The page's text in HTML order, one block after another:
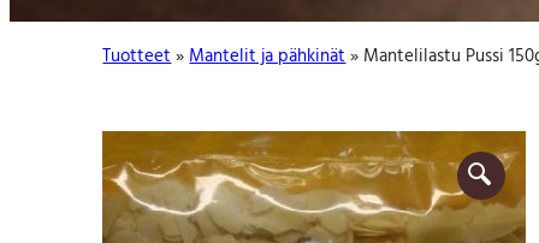
Tuotteet»Mantelit ja pähkinät» Mantelilastu Pussi
: